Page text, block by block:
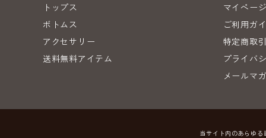
トップス
ボトムス
アクセサリー
送料無料アイテム
マイペー
ご利用ガ
特定商取
プライバ
メールマ
当サイト内のあらゆ